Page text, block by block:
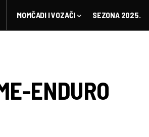
MOMČADI I VOZAČI SEZONA 2025.
ENDURO